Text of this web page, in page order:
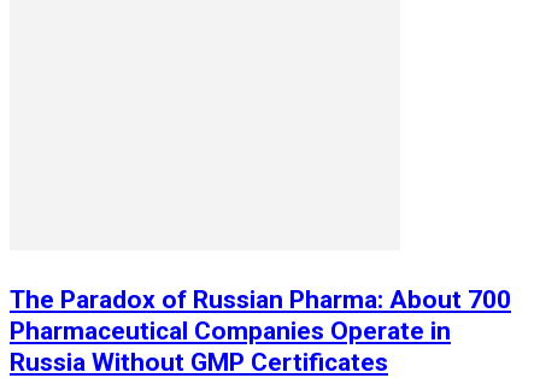
The Paradox of Russian Pharma: About 700
Pharmaceutical Companies Operate in
Russia Without GMP Certificates